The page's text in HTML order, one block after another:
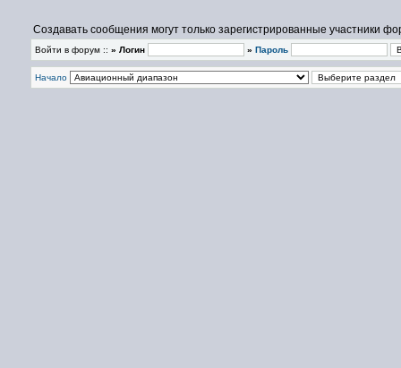
Создавать сообщения могут только зарегистрированные участники
Войти в форум :: » Логин » Пароль
Начало